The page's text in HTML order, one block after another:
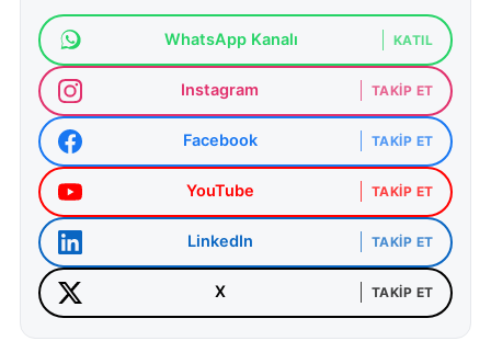
WhatsApp Kanalı KATIL
Instagram TAKIP ET
Facebook TAKIP ET
YouTube TAKIP ET
LinkedIn TAKIP ET
X TAKIP ET